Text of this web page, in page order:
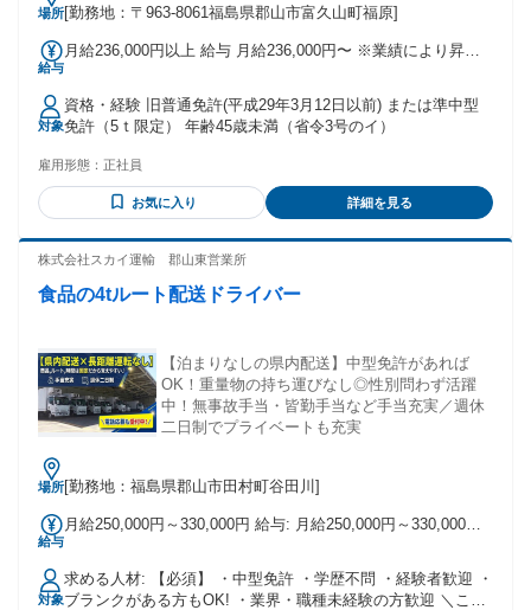
場所[勤務地：〒963-8061福島県郡山市富久山町福原]
給与
月給236,000円以上 給与 月給236,000円〜 ※業績により昇給
（1か月あたり45時間） 固定残業代を超過した分は別途支給
いたします。
対象
資格・経験 旧普通免許(平成29年3月12日以前) または準中型
免許（5ｔ限定） 年齢45歳未満（省令3号のイ）
雇用形態： 正社員
お気に入り 詳細を見る
株式会社スカイ運輸 郡山東営業所
食品の4tルート配送ドライバー
【泊まりなしの県内配送】中型免許があれば
OK！重量物の持ち運びなし◎性別問わず活躍
中！無事故手当・皆勤手当など手当充実／週休
二日制でプライベートも充実
場所[勤務地：福島県郡山市田村町谷田川]
給与
月給250,000円～330,000円 給与: 月給250,000円～330,000円
他、各種手当あり
対象
求める人材: 【必須】 ・中型免許 ・学歴不問 ・経験者歓迎 ・
ブランクがある方もOK! ・業界・職種未経験の方歓迎 ＼こん